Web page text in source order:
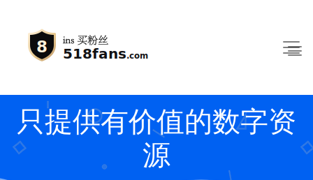
只提供有价值的数字资
源